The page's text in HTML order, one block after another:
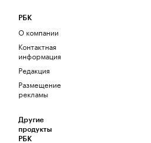
РБК
О компании
Контактная
информация
Редакция
Размещение
рекламы
Другие
продукты
РБК